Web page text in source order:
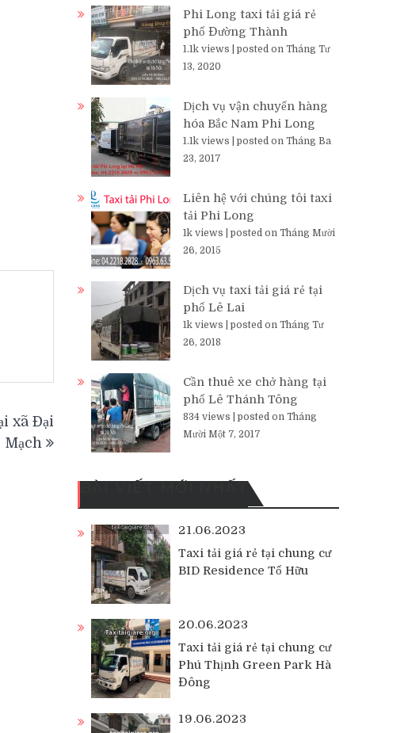
xã Đại
Mạch
Phi Long taxi tải giá rẻ
phố Đường Thành
1.1k views
posted on Tháng Tư
13, 2020
Dịch vụ vận chuyển hàng
hóa Bắc Nam Phi Long
1.1k views
posted on Tháng Ba
23, 2017
Liên hệ với chúng tôi taxi
tải Phi Long
1k views
posted on Tháng Mười
26, 2015
Dịch vụ taxi tải giá rẻ tại
phố Lê Lai
1k views
posted on Tháng Tư
26, 2018
Cần thuê xe chở hàng tại
phố Lê Thánh Tông
834 views
posted on Tháng
Mười Một 7, 2017
BÀI VIẾT MỚI NHẤT
21.06.2023
Taxi tải giá rẻ tại chung cư
BID Residence Tố Hữu
20.06.2023
Taxi tải giá rẻ tại chung cư
Phú Thịnh Green Park Hà
Đông
19.06.2023